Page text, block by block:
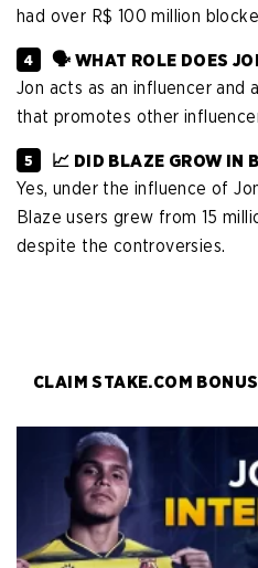
had over R$ 100 million
🗣️ WHAT ROLE DOES
Jon acts as an influencer and
that promotes other
📈 DID BLAZE GROW IN
Yes, under the influence of
Blaze users grew from 15
despite the controversies.
CLAIM STAKE.COM